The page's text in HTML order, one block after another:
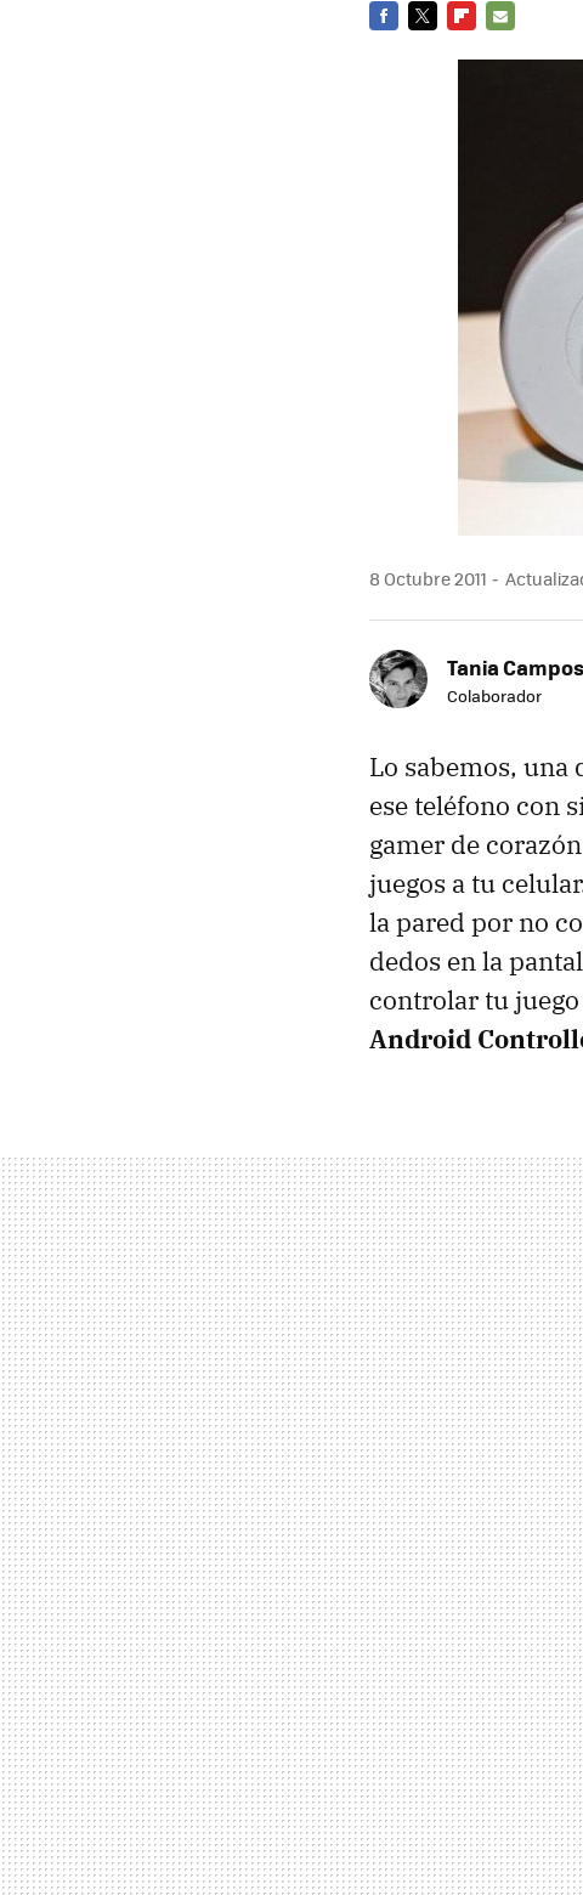
8 Octubre 2011
Tania Campos
Colaborador
Lo sabemos,
ese teléfono con
gamer de
juegos a tu
la pared por no
dedos en la
controlar tu
Android